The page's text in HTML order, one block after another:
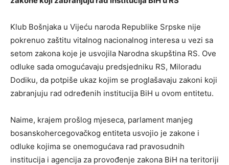
Klub Bošnjaka u Vijeću naroda Republike Srpske nije
pokrenuo zaštitu vitalnog nacionalnog interesa u vezi sa
setom zakona koje je usvojila Narodna skupština RS. Ove
odluke sada omogućavaju predsjedniku RS, Miloradu
Dodiku, da potpiše ukaz kojim se proglašavaju zakoni koji
zabranjuju rad određenih institucija BiH u ovom entitetu.
Naime, krajem prošlog mjeseca, parlament manjeg
bosanskohercegovačkog entiteta usvojio je zakone i
odluke kojima se onemogućava rad pravosudnih
institucija i agencija za provođenje zakona BiH na teritoriji